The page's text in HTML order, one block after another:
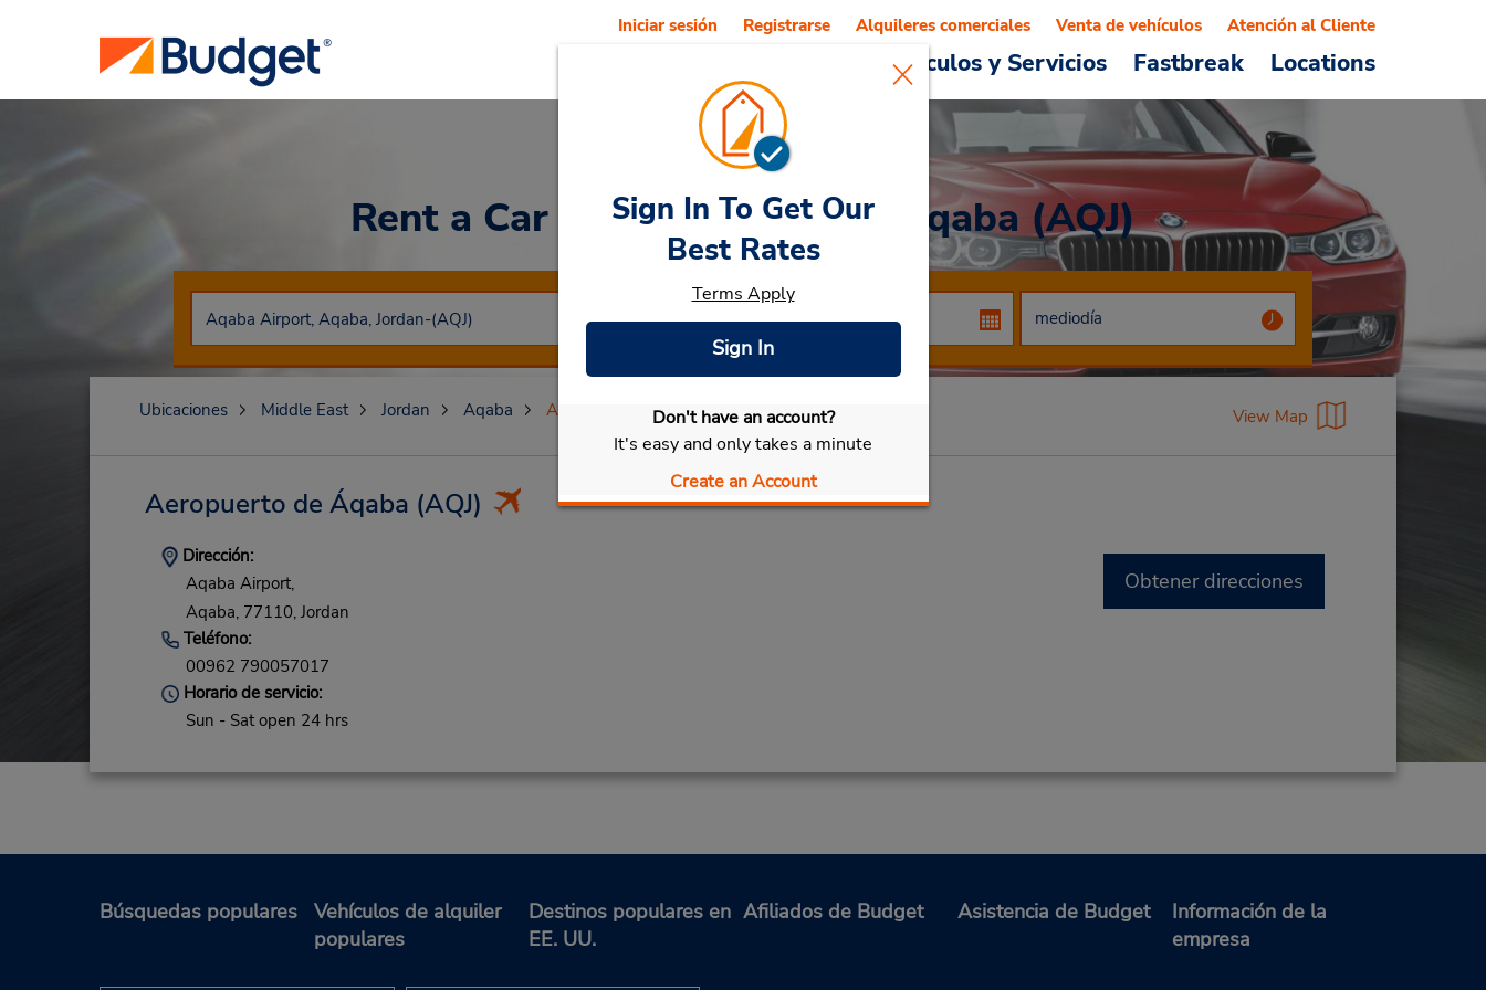
Vehículos y Servicios Fastbreak Locations
Iniciar sesión Registrarse Alquileres comerciales Venta de vehículos Atención al Cliente
Rent a Car at Aeropuerto de Áqaba (AQJ)
Seleccionar mi vehículo
Sign In To Get Our
Best Rates
Terms Apply
Sign In
Don't have an account?
It's easy and only takes a minute
Create an Account
Ubicaciones Middle East Jordan Aqaba Aeropuerto de Áqaba View Map
Aeropuerto de Áqaba (AQJ)
Dirección:
Aqaba Airport,
Aqaba, 77110, Jordan
Teléfono:
00962 790057017
Horario de servicio:
Sun - Sat open 24 hrs
Obtener direcciones
Búsquedas populares
Vehículos de alquiler
populares
Destinos populares en
EE. UU.
Afiliados de Budget Asistencia de Budget
Información de la
empresa